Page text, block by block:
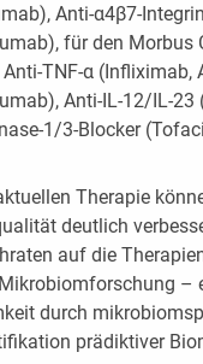
Anti-α4β7-
für den Morbus
TNF-α
Anti-IL-12/IL-23
1/3-Blocker
Therapie
deutlich
auf die
–
durch
prädiktiver